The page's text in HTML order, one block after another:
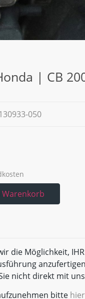
| CB
050
Warenkorb
die Möglichkeit,
nicht direkt mit
bitte